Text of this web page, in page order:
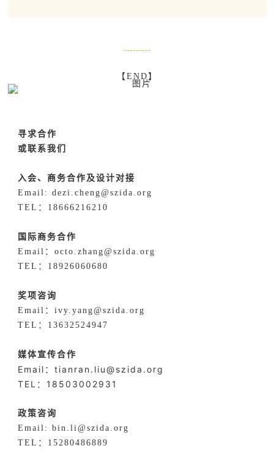
【END】
寻求合作
或联系我们
入会、商务合作及设计对接
Email: dezi.cheng@szida.org
TEL：18666216210
国际商务合作
Email：octo.zhang@szida.org
TEL：18926060680
奖项咨询
Email：ivy.yang@szida.org
TEL：13632524947
媒体宣传合作
Email：tianran.liu@szida.org
TEL：18503002931
政策咨询
Email: bin.li@szida.org
TEL：15280486889